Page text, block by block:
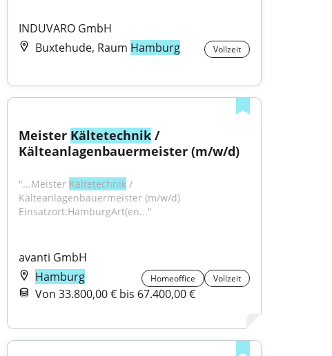
INDUVARO GmbH
Buxtehude, Raum Hamburg Vollzeit
Meister Kältetechnik /
Kälteanlagenbauermeister (m/w/d)
"...Meister Kältetechnik /
Kälteanlagenbauermeister (m/w/d)
Einsatzort:HamburgArt(en..."
avanti GmbH
Hamburg
Homeoffice Vollzeit
Von 33.800,00 € bis 67.400,00 €